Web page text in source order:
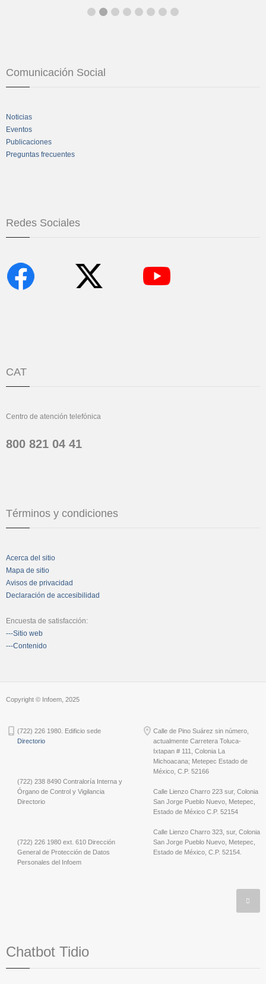
Comunicación Social
Noticias
Eventos
Publicaciones
Preguntas frecuentes
Redes Sociales
CAT
Centro de atención telefónica
800 821 04 41
Términos y condiciones
Acerca del sitio
Mapa de sitio
Avisos de privacidad
Declaración de accesibilidad
Encuesta de satisfacción:
---Sitio web
---Contenido
Copyright © Infoem, 2025
(722) 226 1980. Edificio sede
Directorio
(722) 238 8490 Contraloría Interna y
Órgano de Control y Vigilancia
Directorio
(722) 226 1980 ext. 610 Dirección
General de Protección de Datos
Personales del Infoem
Calle de Pino Suárez sin número,
actualmente Carretera Toluca-
Ixtapan # 111, Colonia La
Michoacana; Metepec Estado de
México, C.P. 52166
Calle Lienzo Charro 223 sur, Colonia
San Jorge Pueblo Nuevo, Metepec,
Estado de México C.P. 52154
Calle Lienzo Charro 323, sur, Colonia
San Jorge Pueblo Nuevo, Metepec,
Estado de México, C.P. 52154.
Chatbot Tidio